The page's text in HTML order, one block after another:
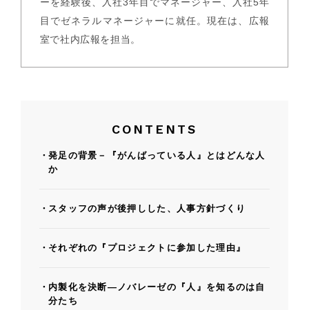
目でゼネラルマネージャーに就任。現在は、広報
室で社内広報を担当。
CONTENTS
発足の背景－『がんばっている人』とはどんな人
か
スタッフの声が後押しした、人事方針づくり
それぞれの『プロジェクトに参加した理由』
内製化を決断—ノバレーゼの『人』を知るのは自
分たち